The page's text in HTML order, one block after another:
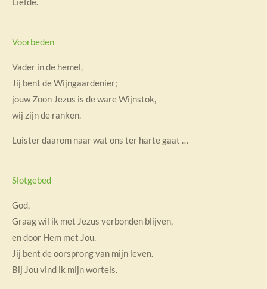
Voorbeden
Vader in de hemel,
Jij bent de Wijngaardenier;
jouw Zoon Jezus is de ware Wijnstok,
wij zijn de ranken.
Luister daarom naar wat ons ter harte gaat …
Slotgebed
God,
Graag wil ik met Jezus verbonden blijven,
en door Hem met Jou.
Jij bent de oorsprong van mijn leven.
Bij Jou vind ik mijn wortels.